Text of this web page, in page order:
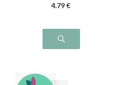
4.79 €